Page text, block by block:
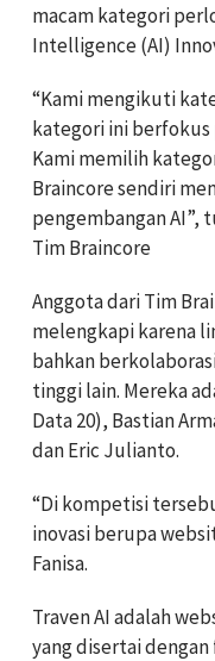
macam kategori
Intelligence (AI)
“Kami mengikuti
kategori ini berfokus
Kami memilih
Braincore sendiri
pengembangan AI”,
Tim Braincore
Anggota dari Tim
melengkapi karena
bahkan
tinggi lain. Mereka
Data 20), Bastian
dan Eric Julianto.
“Di kompetisi
inovasi berupa
Fanisa.
Traven AI adalah
yang disertai